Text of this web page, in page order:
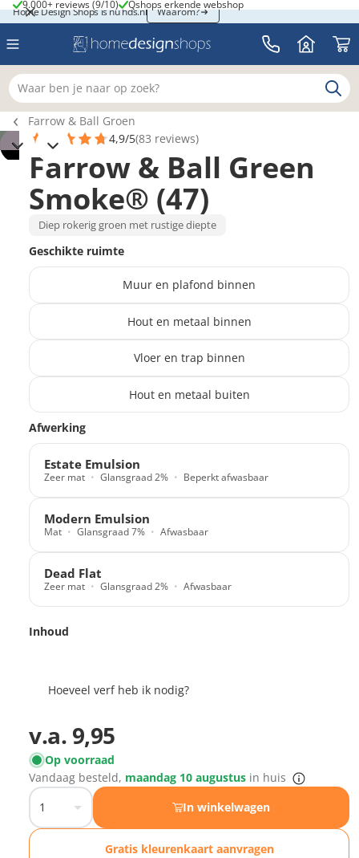
Home Design Shops is nu hds.nl
Home Design Shops is nu hds.nl Waarom?
9.000+ reviews (9/10)
9.000+ reviews (9/10) Qshops erkende webshop
Qshops erkende webshop
Waar ben je naar op zoek?
Breadcrumb navigatie
Farrow & Ball Groen
4,9/5(83 reviews)
Farrow & Ball Green
Smoke® (47)
Diep rokerig groen met rustige diepte
Geschikte ruimte
Muur en plafond binnen
Hout en metaal binnen
Vloer en trap binnen
Hout en metaal buiten
Translation missing: nl.products.paint_filter.description
Afwerking
Estate Emulsion
Zeer mat Glansgraad 2% Beperkt afwasbaar
Modern Emulsion
Mat Glansgraad 7% Afwasbaar
Dead Flat
Zeer mat Glansgraad 2% Afwasbaar
Inhoud
Hoeveel verf heb ik nodig?
v.a. 9,95
Op voorraad
Vandaag besteld, maandag 10 augustus in huis
In winkelwagen
Gratis kleurenkaart aanvragen